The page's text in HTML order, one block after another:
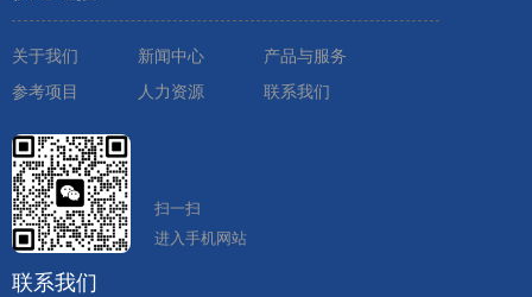
关于我们 新闻中心
产品与服务
参考项目
人力资源 联系我们
扫一扫
进入手机网站
联系我们